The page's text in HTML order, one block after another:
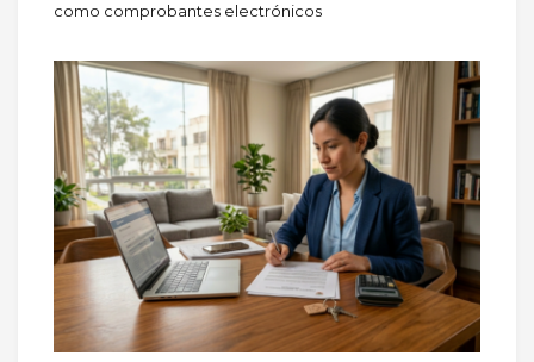
como comprobantes electrónicos